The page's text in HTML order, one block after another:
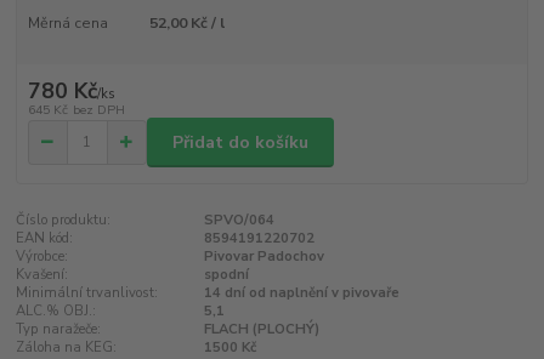
Měrná cena
52,00 Kč / l
780 Kč/ks
645 Kč bez DPH
Přidat do košíku
Číslo produktu:
SPVO/064
EAN kód:
8594191220702
Výrobce:
Pivovar Padochov
Kvašení:
spodní
Minimální trvanlivost:
14 dní od naplnění v pivovaře
ALC.% OBJ.:
5,1
Typ naražeče:
FLACH (PLOCHÝ)
Záloha na KEG:
1500 Kč